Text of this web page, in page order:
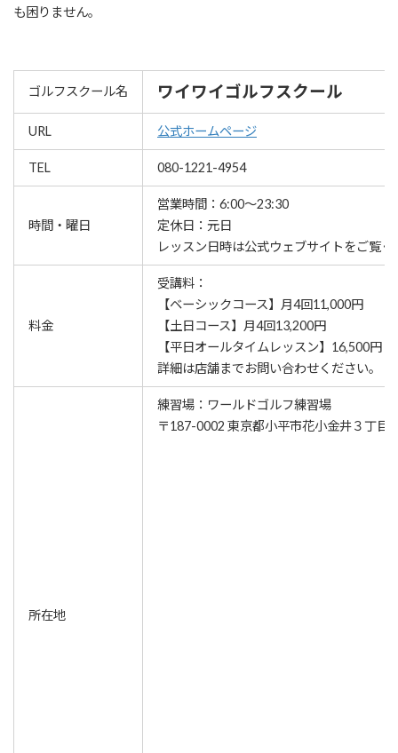
も困りません。
ゴルフスクール名 ワイワイゴルフスクール
URL 公式ホームページ
TEL 080-1221-4954
時間・曜日
営業時間：6:00〜23:30
定休日：元日
レッスン⽇時は公式ウェブサイトをご覧く
料金
受講料：
【ベーシックコース】月4回11,000円
【土日コース】月4回13,200円
【平日オールタイムレッスン】16,500円
詳細は店舗までお問い合わせください。
所在地
練習場：ワールドゴルフ練習場
〒187-0002 東京都小平市花小金井３丁目